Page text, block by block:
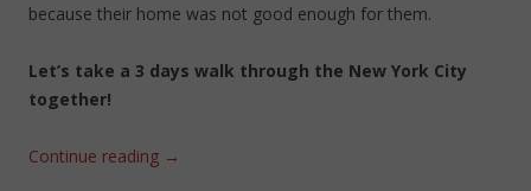
because their home was not good enough for them.
Let’s take a 3 days walk through the New York City
together!
Continue reading →